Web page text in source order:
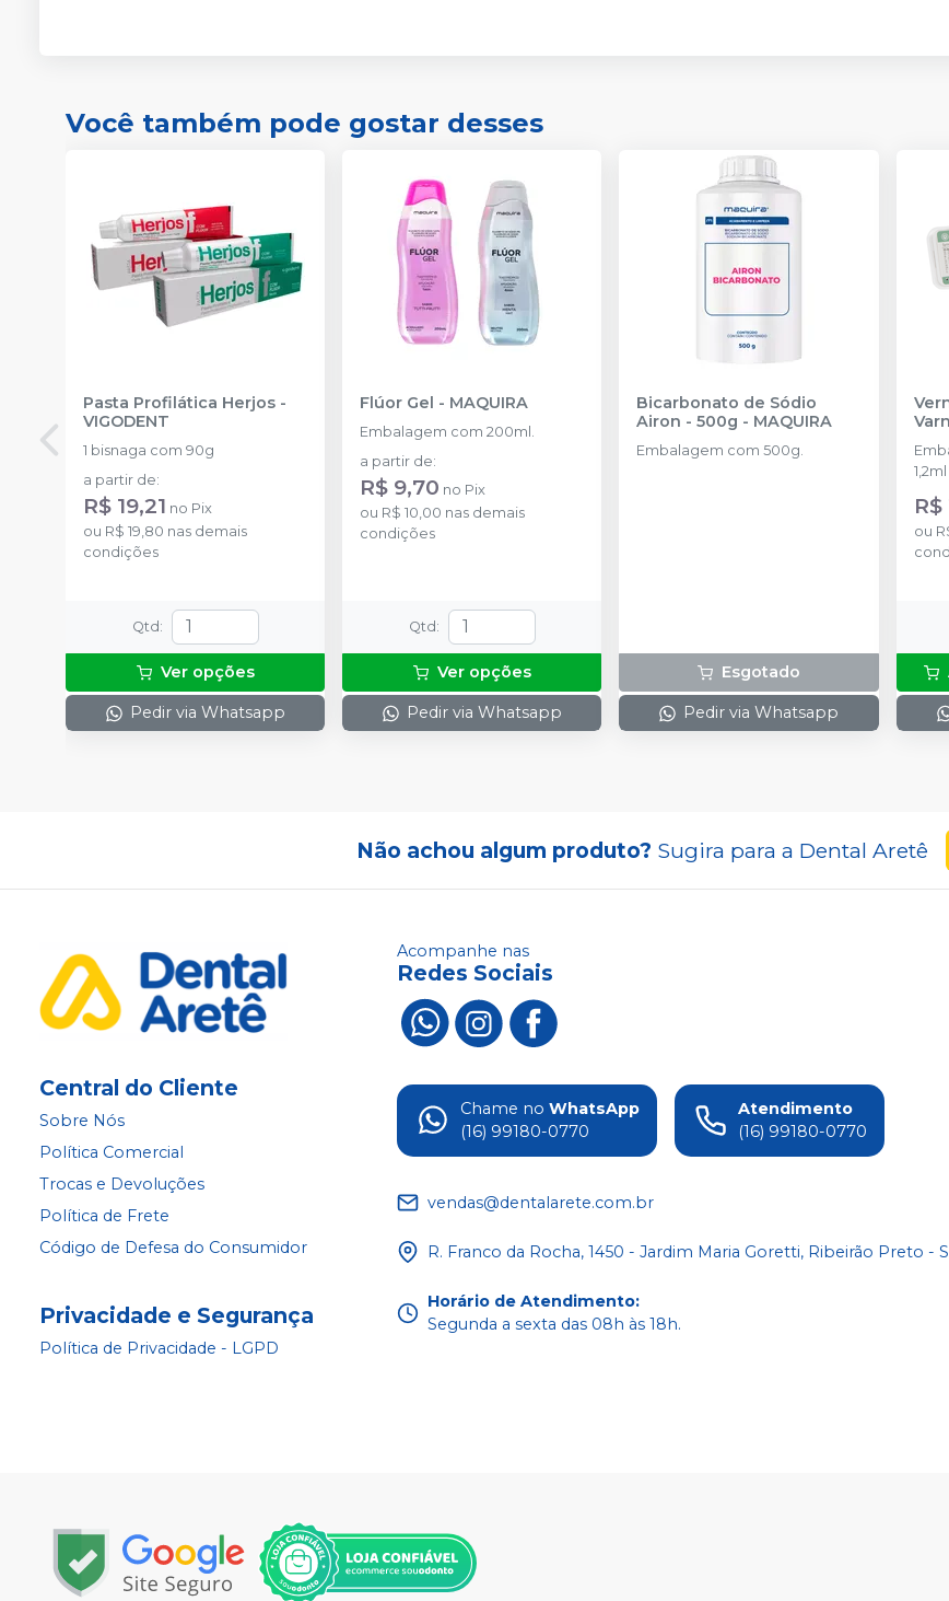
Você também pode gostar desses
Pasta Profilática Herjos -
VIGODENT
1 bisnaga com 90g
a partir de:
R$ 19,21 no Pix
ou R$ 19,80 nas demais
condições
Qtd :
Ver opções
Pedir via Whatsapp
Flúor Gel - MAQUIRA
Embalagem com 200ml.
a partir de:
R$ 9,70 no Pix
ou R$ 10,00 nas demais
condições
Qtd :
Ver opções
Pedir via Whatsapp
Bicarbonato de Sódio
Airon - 500g - MAQUIRA
Embalagem com 500g.
Esgotado
Pedir via Whatsapp
R$
ou
Não achou algum produto? Sugira para a Dental Aretê
Central do Cliente
Sobre Nós
Política Comercial
Trocas e Devoluções
Política de Frete
Código de Defesa do Consumidor
Privacidade e Segurança
Política de Privacidade - LGPD
Acompanhe nas
Redes Sociais
Chame no WhatsApp
(16) 99180-0770
Atendimento
(16) 99180-0770
vendas@dentalarete.com.br
R. Franco da Rocha, 1450 - Jardim Maria Goretti, Ribeirão Preto -
Horário de Atendimento:
Segunda a sexta das 08h às 18h.